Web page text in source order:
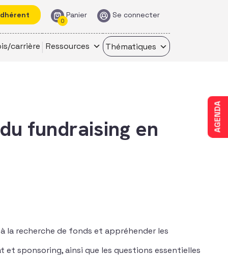
Panier
0
Se connecter
carrière Ressources Thématiques
AGENDA
fundraising en
la recherche de fonds et appréhender les
et sponsoring, ainsi que les questions essentielles